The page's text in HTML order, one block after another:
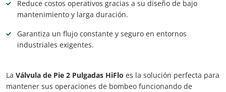
Reduce costos operativos gracias a su diseño de bajo
mantenimiento y larga duración.
Garantiza un flujo constante y seguro en entornos
industriales exigentes.
La Válvula de Pie 2 Pulgadas HiFlo es la solución perfecta para
mantener sus operaciones de bombeo funcionando de